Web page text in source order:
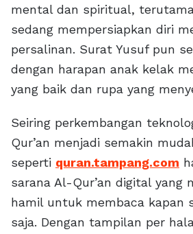
mental dan spiritual,
sedang mempersiapkan diri
persalinan. Surat Yusuf pun
dengan harapan anak kelak
yang baik dan rupa yang
Seiring perkembangan
Qur’an menjadi semakin
seperti quran.tampang.com
sarana Al-Qur’an digital yang
hamil untuk membaca kapan
saja. Dengan tampilan per